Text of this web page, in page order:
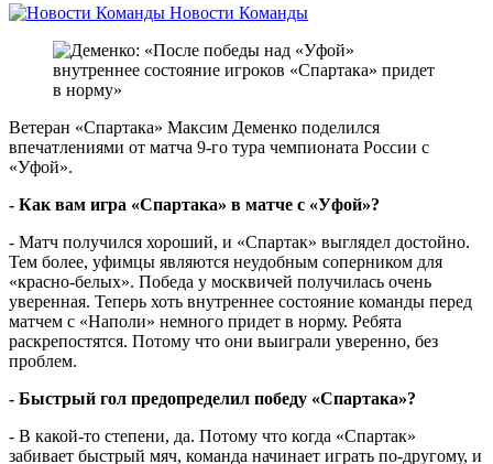
Новости Команды
Ветеран «Спартака» Максим Деменко поделился
впечатлениями от матча 9-го тура чемпионата России с
«Уфой».
- Как вам игра «Спартака» в матче с «Уфой»?
- Матч получился хороший, и «Спартак» выглядел достойно.
Тем более, уфимцы являются неудобным соперником для
«красно-белых». Победа у москвичей получилась очень
уверенная. Теперь хоть внутреннее состояние команды перед
матчем с «Наполи» немного придет в норму. Ребята
раскрепостятся. Потому что они выиграли уверенно, без
проблем.
- Быстрый гол предопределил победу «Спартака»?
- В какой-то степени, да. Потому что когда «Спартак»
забивает быстрый мяч, команда начинает играть по-другому, и